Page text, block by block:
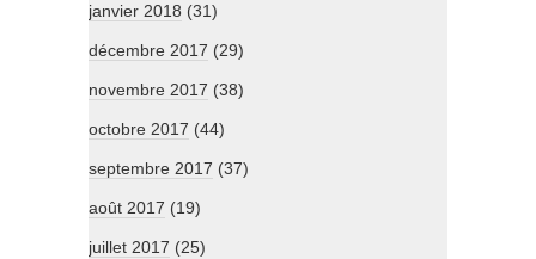
janvier 2018 (31)
décembre 2017 (29)
novembre 2017 (38)
octobre 2017 (44)
septembre 2017 (37)
août 2017 (19)
juillet 2017 (25)